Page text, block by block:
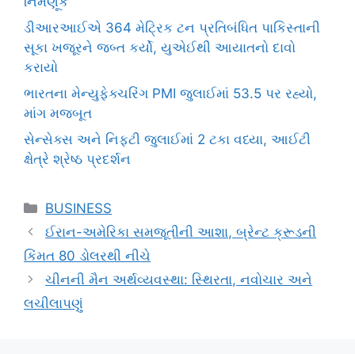
ડીઆરઆઈએ 364 મેટ્રિક ટન પ્રતિબંધિત પાકિસ્તાની
સૂકા ખજૂરને જબ્ત કર્યો, યુએઈથી આયાતનો દાવો
કરાયો
ભારતના મેન્યુફેક્ચરિંગ PMI જુલાઈમાં 53.5 પર રહ્યો,
માંગ મજબૂત
સેન્સેક્સ અને નિફ્ટી જુલાઈમાં 2 ટકા વધ્યા, આઈટી
ક્ષેત્રે શ્રેષ્ઠ પ્રદર્શન
Categories
BUSINESS
ઈરાન-અમેરિકા સમજૂતીની આશા, બ્રેન્ટ ક્રૂડની
કિંમત 80 ડોલરથી નીચે
ચીનની મૈન અર્થવ્યવસ્થા: સ્થિરતા, નવોચાર અને
લચીલાપણું